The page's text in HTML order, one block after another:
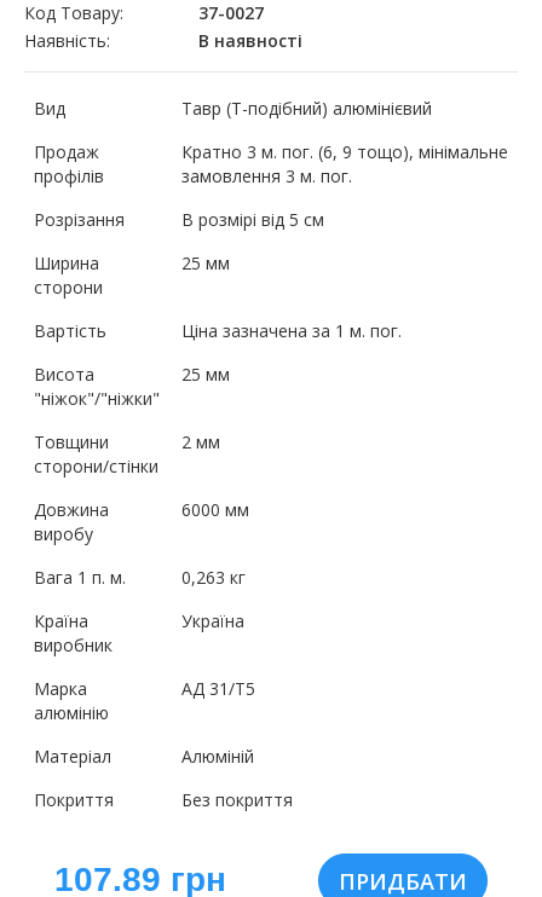
Код Товару:
37-0027
Наявність:
В наявності
Вид
Тавр (Т-подібний) алюмінієвий
Продаж
профілів
Кратно 3 м. пог. (6, 9 тощо), мінімальне
замовлення 3 м. пог.
Розрізання
В розмірі від 5 см
Ширина
сторони
25 мм
Вартість
Ціна зазначена за 1 м. пог.
Висота
"ніжок"/"ніжки"
25 мм
Товщини
сторони/стінки
2 мм
Довжина
виробу
6000 мм
Вага 1 п. м.
0,263 кг
Країна
виробник
Україна
Марка
алюмінію
АД 31/Т5
Матеріал
Алюміній
Покриття
Без покриття
107.89 грн